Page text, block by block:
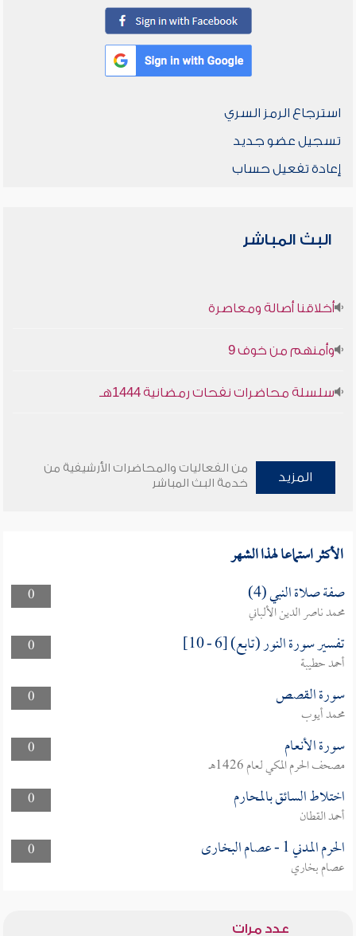
استرجاع الرمز السري
تسجيل عضو جديد
إعادة تفعيل حساب
البث المباشر
أخلاقنا أصالة ومعاصرة
وأمنهم من خوف 9
سلسلة محاضرات نفحات رمضانية 1444هـ
المزيد
من الفعاليات والمحاضرات الأرشيفية من
خدمة البث المباشر
الأكثر استماعا لهذا الشهر
0 صفة صلاة النبي (4)
محمد ناصر الدين الألباني
0
تفسير سورة النور (تابع) [6 - 10]
أحمد حطيبة
0
سورة القصص
محمد أيوب
0
سورة الأنعام
مصحف الحرم المكي لعام 1426هـ
0
اختلاط السائق بالمحارم
أحمد القطان
0
الحرم المدني 1 - عصام البخارى
عصام بخاري
عدد مرات